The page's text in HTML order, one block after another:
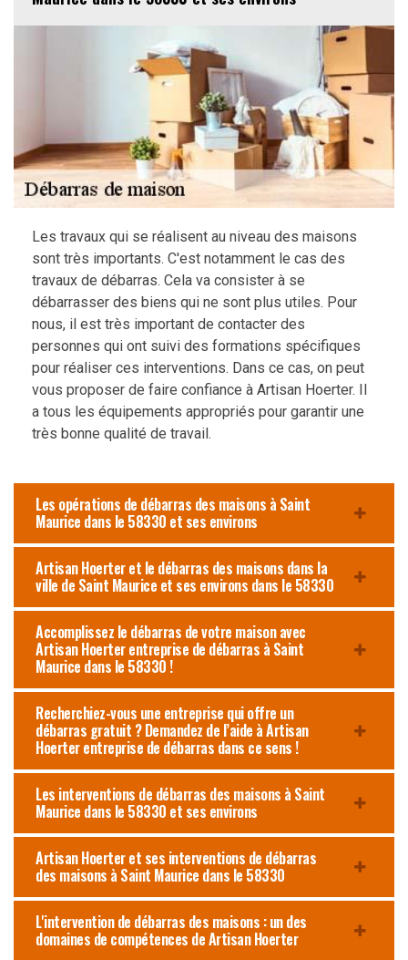
Les travaux qui se réalisent au niveau des maisons
sont très importants. C'est notamment le cas des
travaux de débarras. Cela va consister à se
débarrasser des biens qui ne sont plus utiles. Pour
nous, il est très important de contacter des
personnes qui ont suivi des formations spécifiques
pour réaliser ces interventions. Dans ce cas, on peut
vous proposer de faire confiance à Artisan Hoerter. Il
a tous les équipements appropriés pour garantir une
très bonne qualité de travail.
Les opérations de débarras des maisons à Saint
Maurice dans le 58330 et ses environs
Artisan Hoerter et le débarras des maisons dans la
ville de Saint Maurice et ses environs dans le 58330
Accomplissez le débarras de votre maison avec
Artisan Hoerter entreprise de débarras à Saint
Maurice dans le 58330 !
Recherchiez-vous une entreprise qui offre un
débarras gratuit ? Demandez de l’aide à Artisan
Hoerter entreprise de débarras dans ce sens !
Les interventions de débarras des maisons à Saint
Maurice dans le 58330 et ses environs
Artisan Hoerter et ses interventions de débarras
des maisons à Saint Maurice dans le 58330
L'intervention de débarras des maisons : un des
domaines de compétences de Artisan Hoerter